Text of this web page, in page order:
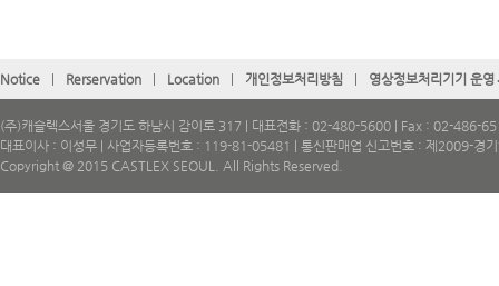
Notice Rerservation Location 개인정보처리방침 영상정보처리기기 운
(주)캐슬렉스서울 경기도 하남시 감이로 317 | 대표전화 : 02-480-5600 | Fax : 02-486-
대표이사 : 이성무 | 사업자등록번호 : 119-81-05481 | 통신판매업 신고번호 : 제2009-경
Copyright @ 2015 CASTLEX SEOUL. All Rights Reserved.